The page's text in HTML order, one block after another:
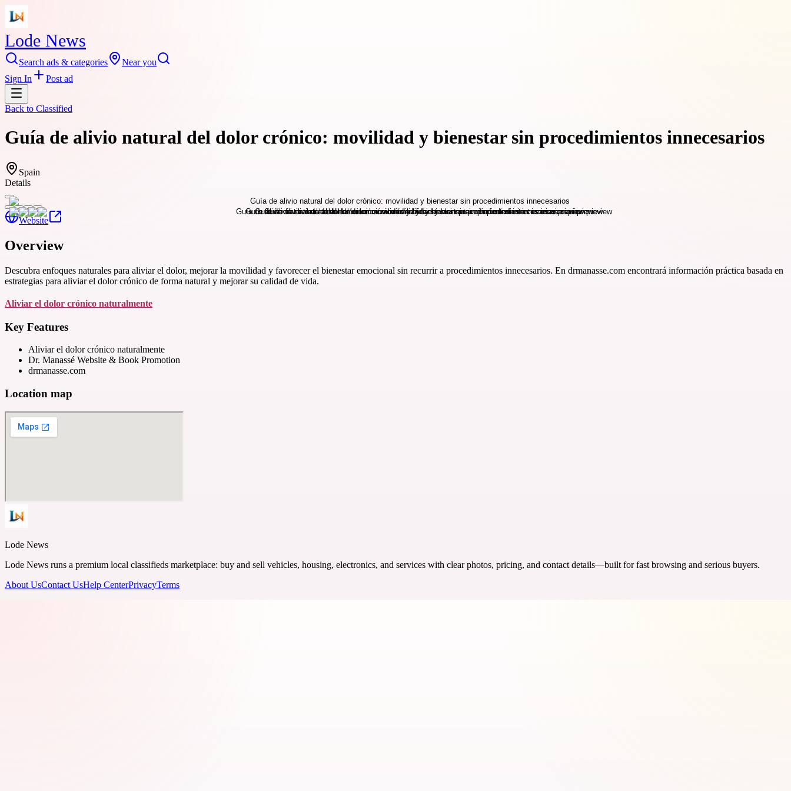
Lode News
Search ads & categories
Near you
Sign In
Post ad
Back to Classified
Guía de alivio natural del dolor crónico: movilidad y bienestar sin procedimientos innecesarios
Spain
Details
Website
Overview
Descubra enfoques naturales para aliviar el dolor, mejorar la movilidad y favorecer el bienestar emocional sin recurrir a procedimientos innecesarios. En drmanasse.com encontrará información práctica basada en
estrategias para aliviar el dolor crónico de forma natural y mejorar su calidad de vida.
Aliviar el dolor crónico naturalmente
Key Features
Aliviar el dolor crónico naturalmente
Dr. Manassé Website & Book Promotion
drmanasse.com
Location map
Lode News
Lode News runs a premium local classifieds marketplace: buy and sell vehicles, housing, electronics, and services with clear photos, pricing, and contact details—built for fast browsing and serious buyers.
About UsContact UsHelp CenterPrivacyTerms